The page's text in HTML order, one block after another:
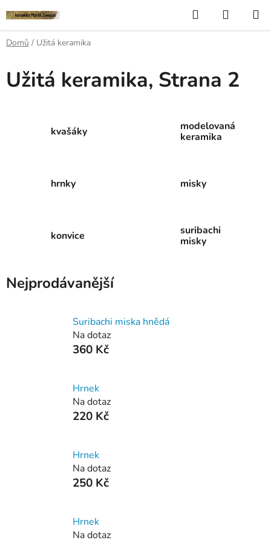
na
obsah
Hledat
KOŠÍK
Domů / Užitá keramika
Užitá keramika, Strana 2
kvašáky
modelovaná
keramika
hrnky misky
konvice
suribachi
misky
Nejprodávanější
Suribachi miska hnědá
Na dotaz
360 Kč
Hrnek
Na dotaz
220 Kč
Hrnek
Na dotaz
250 Kč
Hrnek
Na dotaz